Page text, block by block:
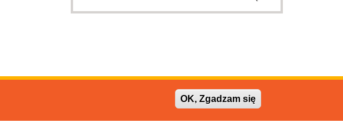
projekt:
OK, Zgadzam się